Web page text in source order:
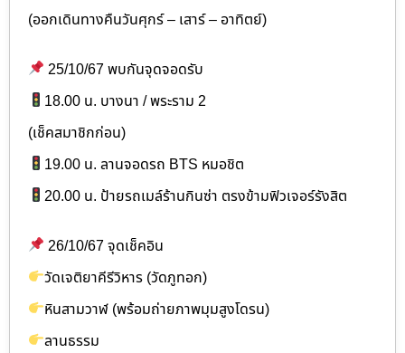
(ออกเดินทางคืนวันศุกร์ – เสาร์ – อาทิตย์)
25/10/67 พบกันจุดจอดรับ
18.00 น. บางนา / พระราม 2
(เช็คสมาชิกก่อน)
19.00 น. ลานจอดรถ BTS หมอชิต
20.00 น. ป้ายรถเมล์ร้านกินซ่า ตรงข้ามฟิวเจอร์รังสิต
26/10/67 จุดเช็คอิน
วัดเจติยาคีรีวิหาร (วัดภูทอก)
หินสามวาฬ (พร้อมถ่ายภาพมุมสูงโดรน)
ลานธรรม